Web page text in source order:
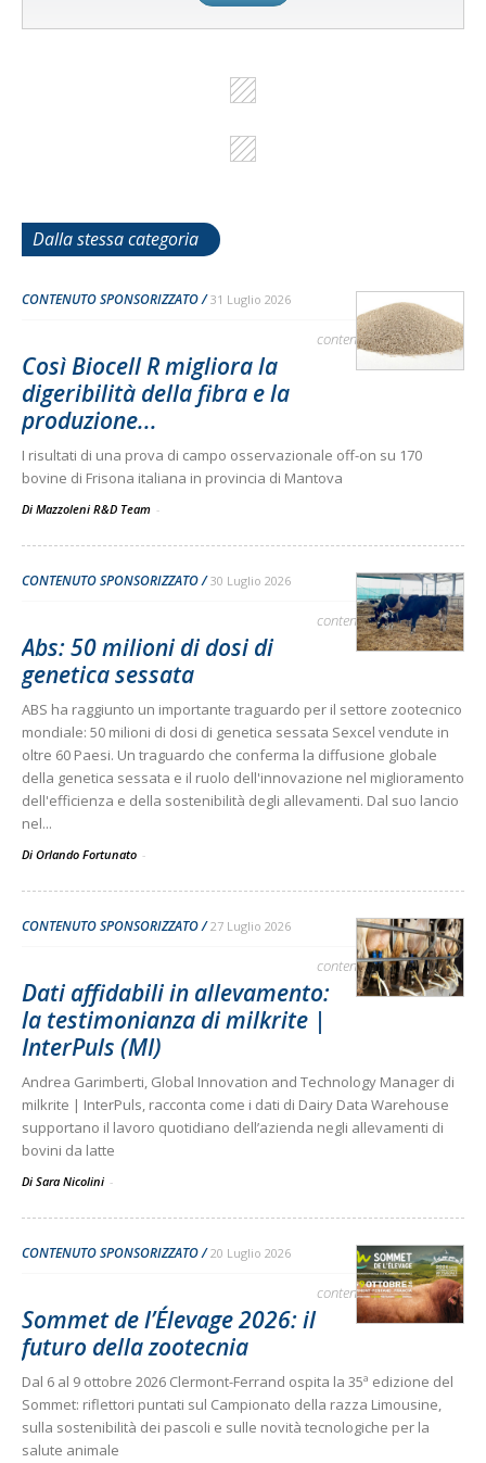
Dalla stessa categoria
CONTENUTO SPONSORIZZATO 31 Luglio 2026
contenuto sponsorizzato
Così Biocell R migliora la
digeribilità della fibra e la
produzione...
I risultati di una prova di campo osservazionale off-on su 170
bovine di Frisona italiana in provincia di Mantova
Di Mazzoleni R&D Team -
CONTENUTO SPONSORIZZATO 30 Luglio 2026
contenuto sponsorizzato
Abs: 50 milioni di dosi di
genetica sessata
ABS ha raggiunto un importante traguardo per il settore zootecnico
mondiale: 50 milioni di dosi di genetica sessata Sexcel vendute in
oltre 60 Paesi. Un traguardo che conferma la diffusione globale
della genetica sessata e il ruolo dell'innovazione nel miglioramento
dell'efficienza e della sostenibilità degli allevamenti. Dal suo lancio
nel...
Di Orlando Fortunato -
CONTENUTO SPONSORIZZATO 27 Luglio 2026
contenuto sponsorizzato
Dati affidabili in allevamento:
la testimonianza di milkrite |
InterPuls (MI)
Andrea Garimberti, Global Innovation and Technology Manager di
milkrite | InterPuls, racconta come i dati di Dairy Data Warehouse
supportano il lavoro quotidiano dell’azienda negli allevamenti di
bovini da latte
Di Sara Nicolini -
CONTENUTO SPONSORIZZATO 20 Luglio 2026
contenuto sponsorizzato
Sommet de l’Élevage 2026: il
futuro della zootecnia
Dal 6 al 9 ottobre 2026 Clermont-Ferrand ospita la 35ª edizione del
Sommet: riflettori puntati sul Campionato della razza Limousine,
sulla sostenibilità dei pascoli e sulle novità tecnologiche per la
salute animale